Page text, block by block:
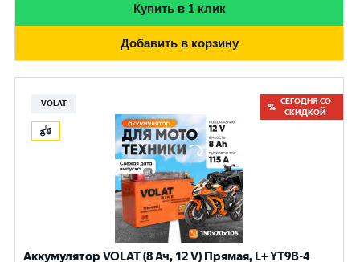
Купить в 1 клик
Добавить в корзину
VOLAT
СЕГОДНЯ СО
СКИДКОЙ
Аккумулятор VOLAT (8 Ач, 12 V) Прямая, L+ YT9B-4